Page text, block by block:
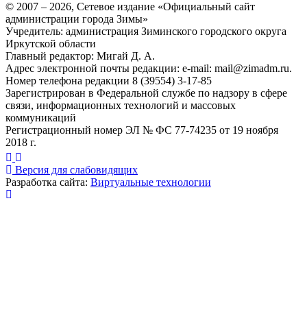
© 2007 – 2026, Сетевое издание «Официальный сайт
администрации города Зимы»
Учредитель: администрация Зиминского городского округа
Иркутской области
Главный редактор: Мигай Д. А.
Адрес электронной почты редакции: e-mail: mail@zimadm.ru.
Номер телефона редакции 8 (39554) 3-17-85
Зарегистрирован в Федеральной службе по надзору в сфере
связи, информационных технологий и массовых
коммуникаций
Регистрационный номер ЭЛ № ФС 77-74235 от 19 ноября
2018 г.
Версия для слабовидящих
Разработка сайта: Виртуальные технологии